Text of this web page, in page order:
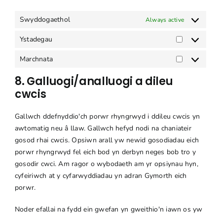
Swyddogaethol Always active
Ystadegau
Ystadegau
Marchnata
Marchnata
8. Galluogi/analluogi a dileu
cwcis
Gallwch ddefnyddio'ch porwr rhyngrwyd i ddileu cwcis yn
awtomatig neu â llaw. Gallwch hefyd nodi na chaniateir
gosod rhai cwcis. Opsiwn arall yw newid gosodiadau eich
porwr rhyngrwyd fel eich bod yn derbyn neges bob tro y
gosodir cwci. Am ragor o wybodaeth am yr opsiynau hyn,
cyfeiriwch at y cyfarwyddiadau yn adran Gymorth eich
porwr.
Noder efallai na fydd ein gwefan yn gweithio'n iawn os yw